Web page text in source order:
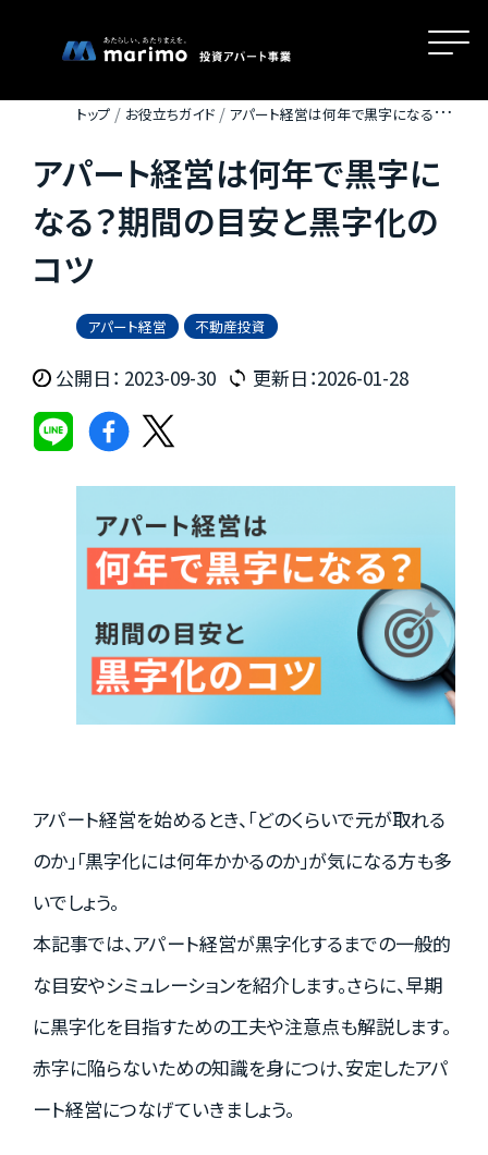
ホーム
実績紹介
お客様の声
Q&A
資料請求はこちら
トップ お役立ちガイド
アパート経営は何年で黒字になる？期
アパート経営は何年で黒字に
なる？期間の目安と黒字化の
コツ
アパート経営 不動産投資
公開日： 2023-09-30 更新日：2026-01-28
アパート経営を始めるとき、「どのくらいで元が取れる
のか」「黒字化には何年かかるのか」が気になる方も多
いでしょう。
本記事では、アパート経営が黒字化するまでの一般的
な目安やシミュレーションを紹介します。さらに、早期
に黒字化を目指すための工夫や注意点も解説します。
赤字に陥らないための知識を身につけ、安定したアパ
ート経営につなげていきましょう。